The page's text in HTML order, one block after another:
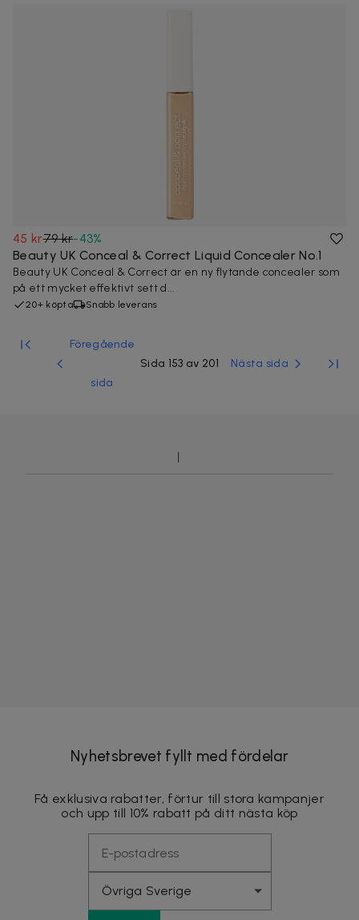
45 kr79 kr-43%
Beauty UK Conceal & Correct Liquid Concealer No.1
Beauty UK Conceal & Correct är en ny flytande concealer som
på ett mycket effektivt sett d...
20+ köpta Snabb leverans
Föregående
sida
Sida 153 av 201 Nästa sida
Nyhetsbrevet fyllt med fördelar
Få exklusiva rabatter, förtur till stora kampanjer
och upp till 10% rabatt på ditt nästa köp